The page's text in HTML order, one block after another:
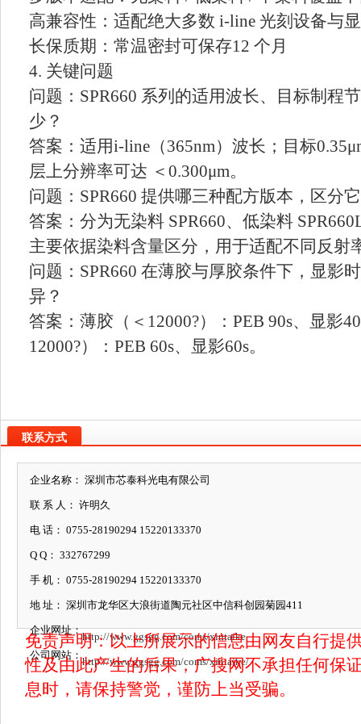
高兼容性：适配绝大多数 i-line 光刻设备与
长保质期：常温密封可保存12 个月
4. 关键问题
问题：SPR660 系列的适用波长、目标制程
少？
答案：适用i-line（365nm）波长；目标
层上分辨率可达 ＜0.300μm。
问题：SPR660 提供哪三种配方版本，区分
答案：分为无染料 SPR660、低染料
主要依据染料含量区分，用于适配不同反射
问题：SPR660 在薄胶与厚胶条件下，显影
异？
答案：薄胶（＜12000?）：PEB 90s、显影
12000?）：PEB 60s、显影60s。
联系方式
企业名称： 深圳市芯泰科光电有限公司
联 系 人： 许明久
电 话： 0755-28190294 15220133370
Q Q： 332767299
手 机： 0755-28190294 15220133370
地 址： 深圳市龙华区大浪街道陶元社区中信科创园菊园411
企业网址：http://www.ggsgg.com/coms/xintaike
公司网站：http://www.ggsgg.com/coms/xintaike/
免责声明：以上所展示的信息由网友自行提
性及由此产生的后果，广搜网不承担任何保
息时，请保持警觉，谨防上当受骗。